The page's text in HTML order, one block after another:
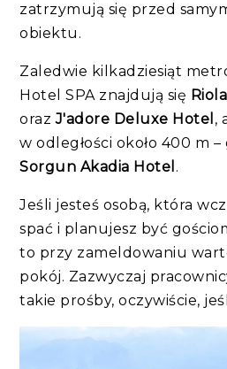
zatrzymują się przed
obiektu.
Zaledwie kilkadziesiąt
Hotel SPA znajdują się
orazJ'adore Deluxe Hotel ,
w odległości około 400 m
Sorgun Akadia Hotel .
Jeśli jesteś osobą, która
spać i planujesz być
to przy zameldowaniu
pokój. Zazwyczaj
takie prośby, oczywiście,